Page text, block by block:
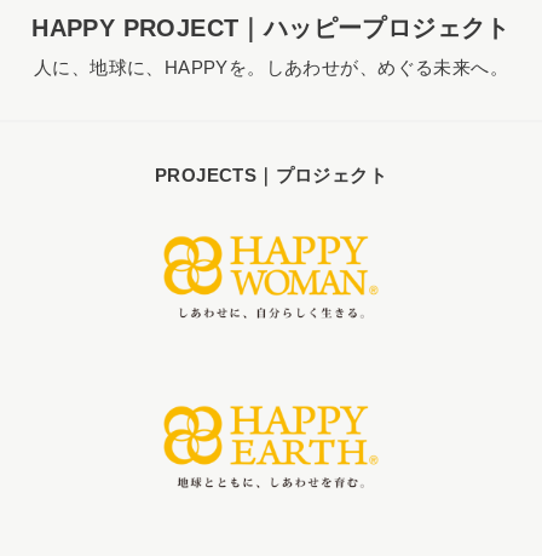
HAPPY PROJECT｜ハッピープロジェクト
人に、地球に、HAPPYを。しあわせが、めぐる未来へ。
PROJECTS｜プロジェクト